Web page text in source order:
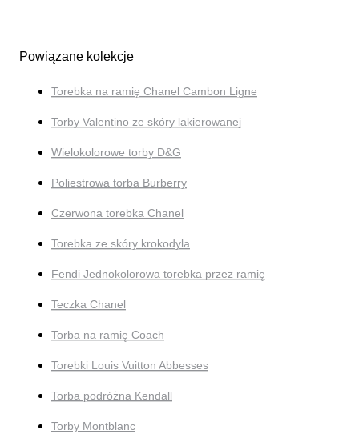
Powiązane kolekcje
Torebka na ramię Chanel Cambon Ligne
Torby Valentino ze skóry lakierowanej
Wielokolorowe torby D&G
Poliestrowa torba Burberry
Czerwona torebka Chanel
Torebka ze skóry krokodyla
Fendi Jednokolorowa torebka przez ramię
Teczka Chanel
Torba na ramię Coach
Torebki Louis Vuitton Abbesses
Torba podróżna Kendall
Torby Montblanc